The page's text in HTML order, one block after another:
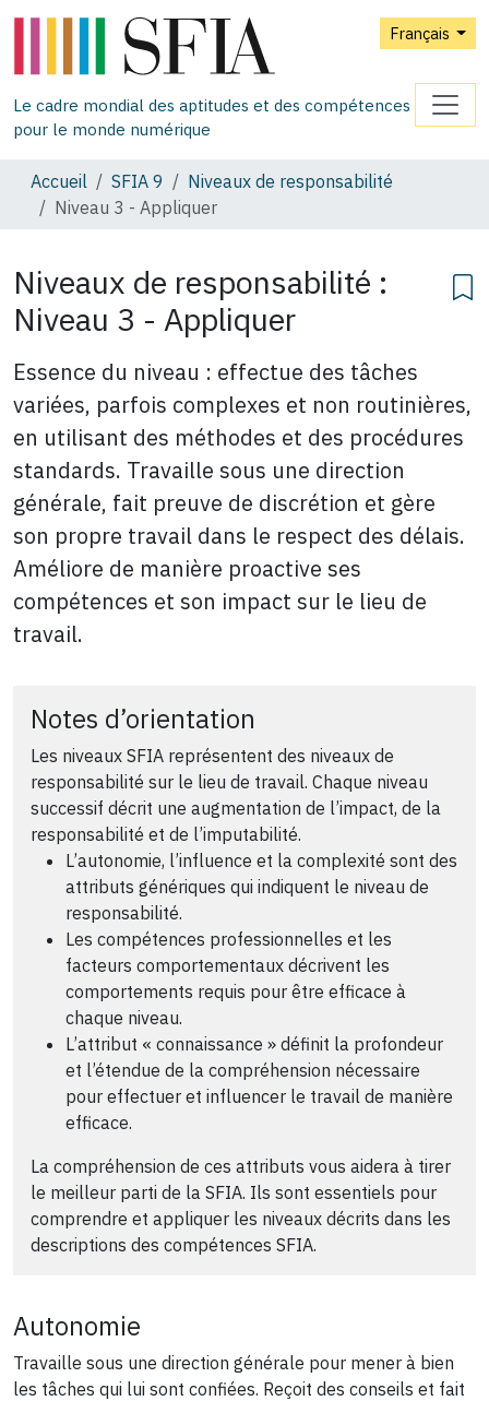
Français
Le cadre mondial des aptitudes et des compétences
pour le monde numérique
Accueil SFIA 9
Niveaux de responsabilité
Niveau 3 - Appliquer
Niveaux de responsabilité :
Niveau 3 - Appliquer
Essence du niveau : effectue des tâches
variées, parfois complexes et non routinières,
en utilisant des méthodes et des procédures
standards. Travaille sous une direction
générale, fait preuve de discrétion et gère
son propre travail dans le respect des délais.
Améliore de manière proactive ses
compétences et son impact sur le lieu de
travail.
Notes d’orientation
Les niveaux SFIA représentent des niveaux de
responsabilité sur le lieu de travail. Chaque niveau
successif décrit une augmentation de l’impact, de la
responsabilité et de l’imputabilité.
L’autonomie, l’influence et la complexité sont des
attributs génériques qui indiquent le niveau de
responsabilité.
Les compétences professionnelles et les
facteurs comportementaux décrivent les
comportements requis pour être efficace à
chaque niveau.
L’attribut « connaissance » définit la profondeur
et l’étendue de la compréhension nécessaire
pour effectuer et influencer le travail de manière
efficace.
La compréhension de ces attributs vous aidera à tirer
le meilleur parti de la SFIA. Ils sont essentiels pour
comprendre et appliquer les niveaux décrits dans les
descriptions des compétences SFIA.
Autonomie
Travaille sous une direction générale pour mener à bien
les tâches qui lui sont confiées. Reçoit des conseils et fait